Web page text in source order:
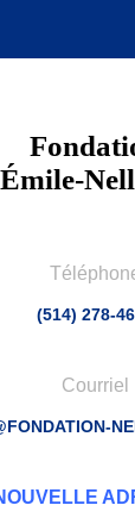
Émile-
(514) 278-
Courriel
NOUVELLE